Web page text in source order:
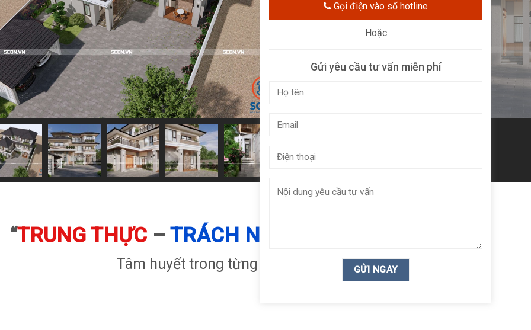
›
“TRUNG THỰC–TRÁCH NHIỆM
Tâm huyết trong từng sản phẩm
Gọi điện vào số hotline
Hoặc
Gửi yêu cầu tư vấn miễn phí